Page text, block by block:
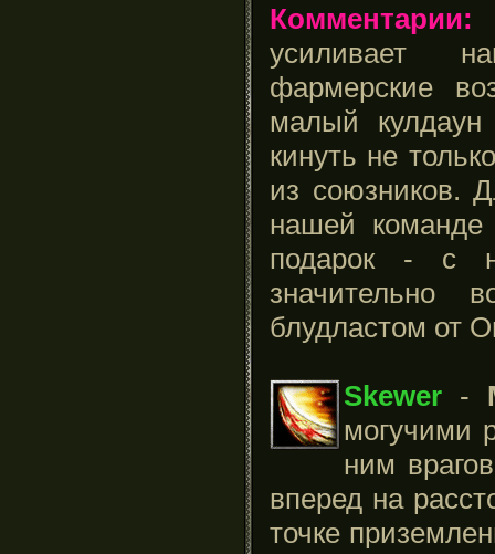
Комментарии:
усиливает
фармерские
малый
кинуть не
из союзников.
нашей команде
подарок - с
значительно
блудластом от
Skewer -
могучими
ним
вперед на
точке